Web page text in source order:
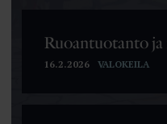
työntekijöiden aseman
13.04.202616.2.2026 VALOKEILA
Ruoantuotanto